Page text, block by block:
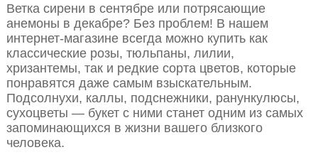
Ветка сирени в сентябре или потрясающие
анемоны в декабре? Без проблем! В нашем
интернет-магазине всегда можно купить как
классические розы, тюльпаны, лилии,
хризантемы, так и редкие сорта цветов, которые
понравятся даже самым взыскательным.
Подсолнухи, каллы, подснежники, ранункулюсы,
сухоцветы — букет с ними станет одним из самых
запоминающихся в жизни вашего близкого
человека.